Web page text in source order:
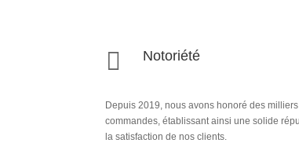
 Notoriété
Depuis 2019, nous avons honoré des
commandes, établissant ainsi une solide
la satisfaction de nos clients.